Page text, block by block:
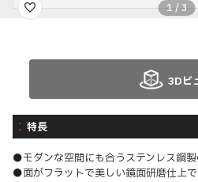
1 /3
3Dビ
特長
●モダンな空間にも合うステンレス鋼製
●面がフラットで美しい鏡面研磨仕上で